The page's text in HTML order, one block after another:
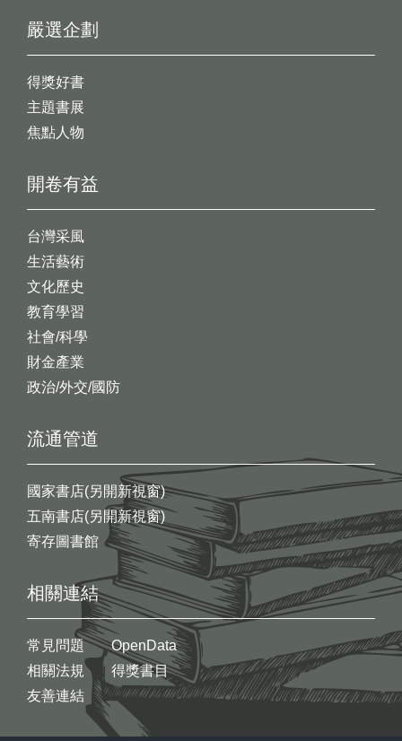
開卷有益
台灣采風
生活藝術
文化歷史
教育學習
社會/科學
財金產業
政治/外交/國防
嚴選企劃
得獎好書
主題書展
焦點人物
流通管道
國家書店(另開新視窗)
五南書店(另開新視窗)
寄存圖書館
相關連結
常見問題
相關法規
友善連結
OpenData
得獎書目